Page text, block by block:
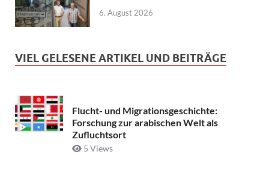
6. August 2026
VIEL GELESENE ARTIKEL UND BEITRÄGE
Flucht- und Migrationsgeschichte:
Forschung zur arabischen Welt als
Zufluchtsort
5 Views